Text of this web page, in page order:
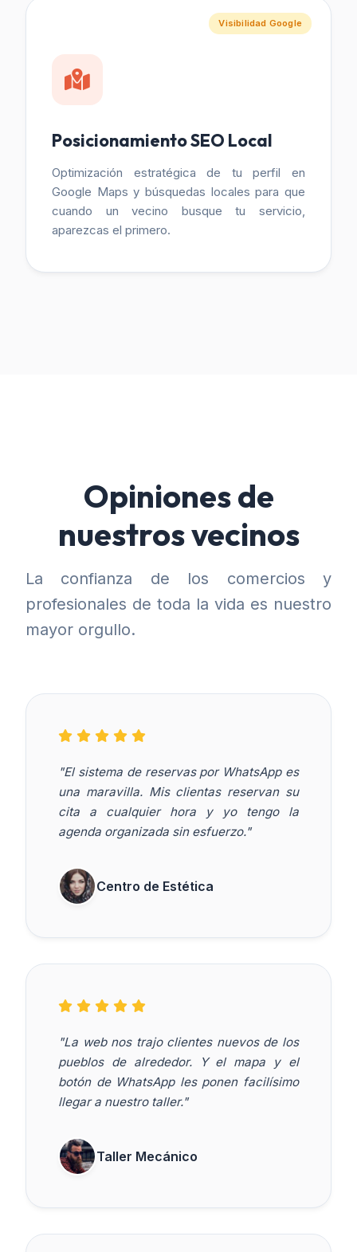
Visibilidad Google
Posicionamiento SEO Local
Optimización estratégica de tu perfil en
Google Maps y búsquedas locales para que
cuando un vecino busque tu servicio,
aparezcas el primero.
Opiniones de
nuestros vecinos
La confianza de los comercios y
profesionales de toda la vida es nuestro
mayor orgullo.
"El sistema de reservas por WhatsApp es
una maravilla. Mis clientas reservan su
cita a cualquier hora y yo tengo la
agenda organizada sin esfuerzo."
Centro de Estética
"La web nos trajo clientes nuevos de los
pueblos de alrededor. Y el mapa y el
botón de WhatsApp les ponen facilísimo
llegar a nuestro taller."
Taller Mecánico